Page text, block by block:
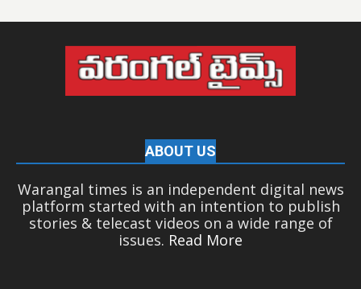
ABOUT US
Warangal times is an independent digital news
platform started with an intention to publish
stories & telecast videos on a wide range of
issues. Read More